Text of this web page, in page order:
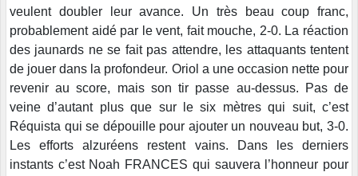
veulent doubler leur avance. Un très beau coup franc,
probablement aidé par le vent, fait mouche, 2-0. La réaction
des jaunards ne se fait pas attendre, les attaquants tentent
de jouer dans la profondeur. Oriol a une occasion nette pour
revenir au score, mais son tir passe au-dessus. Pas de
veine d’autant plus que sur le six mètres qui suit, c’est
Réquista qui se dépouille pour ajouter un nouveau but, 3-0.
Les efforts alzuréens restent vains. Dans les derniers
instants c’est Noah FRANCES qui sauvera l’honneur pour